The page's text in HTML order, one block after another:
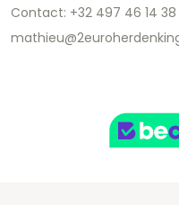
Contact: +32 497 46 14 38